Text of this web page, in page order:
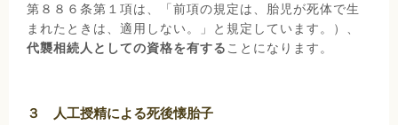
第８８６条第１項は、「前項の規定は、胎児が死体で生
まれたときは、適用しない。」と規定しています。）、
代襲相続人としての資格を有することになります。
３ 人工授精による死後懐胎子